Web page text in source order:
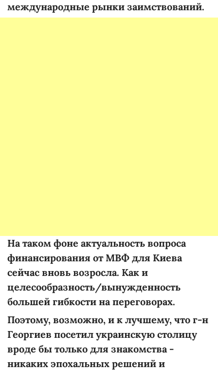
международные рынки заимствований.
На таком фоне актуальность вопроса
финансирования от МВФ для Киева
сейчас вновь возросла. Как и
целесообразность/вынужденность
большей гибкости на переговорах.
Поэтому, возможно, и к лучшему, что г-н
Георгиев посетил украинскую столицу
вроде бы только для знакомства -
никаких эпохальных решений и